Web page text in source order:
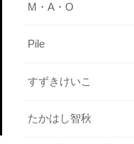
M・A・O
Pile
すずきけいこ
たかはし智秋